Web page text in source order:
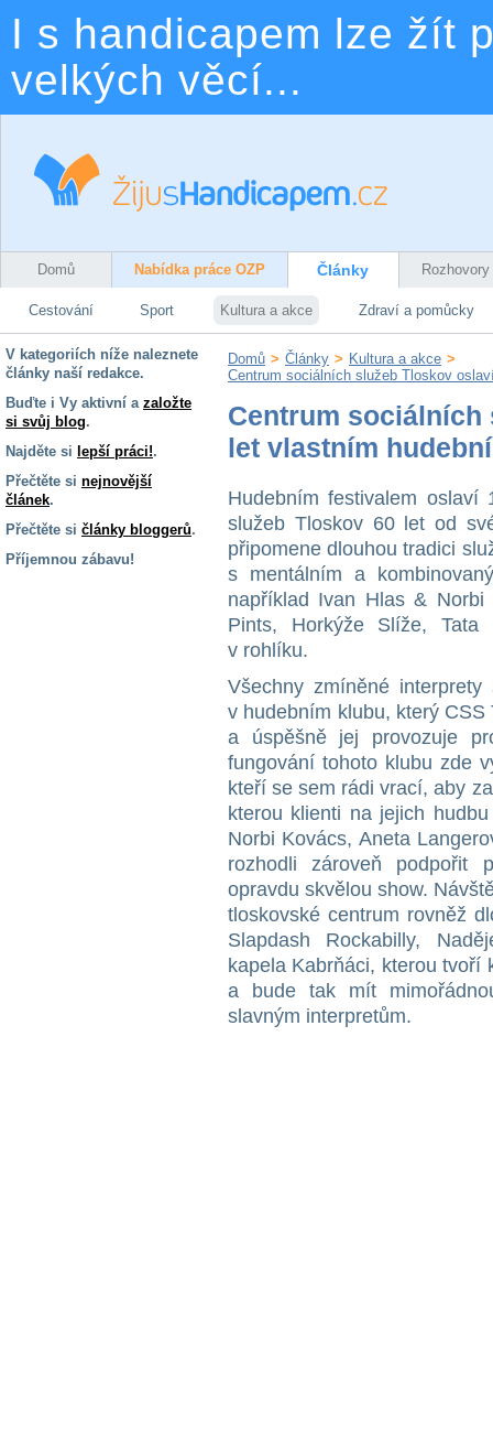
I s handicapem lze žít
velkých věcí...
Domů Nabídka práce OZP Články Rozhovory
Cestování Sport Kultura a akce Zdraví a pomůcky
V kategoriích níže naleznete
články naší redakce.
Buďte i Vy aktivní a založte
si svůj blog.
Najděte si lepší práci!.
Přečtěte si nejnovější
článek.
Přečtěte si články bloggerů.
Příjemnou zábavu!
Domů > Články > Kultura a akce >
Centrum sociálních služeb Tloskov
Centrum sociálních
let vlastním
Hudebním festivalem oslaví
služeb Tloskov 60 let od
připomene dlouhou tradici
s mentálním a
například Ivan Hlas & Norbi
Pints, Horkýže Slíže,
v rohlíku.
Všechny zmíněné
v hudebním klubu, který
a úspěšně jej provozuje
fungování tohoto klubu zde
kteří se sem rádi vrací, aby
kterou klienti na jejich
Norbi Kovács, Aneta
rozhodli zároveň podpořit
opravdu skvělou show.
tloskovské centrum rovněž
Slapdash Rockabilly,
kapela Kabrňáci, kterou tvoří
a bude tak mít
slavným interpretům.